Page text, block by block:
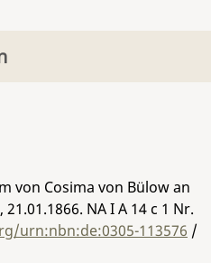
von Cosima von Bülow an
NA I A 14 c 1 Nr.
urn:nbn:de:0305-113576 /